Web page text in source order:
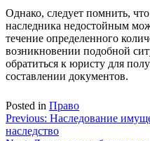
Однако, следует помнить,
наследника недостойным
течение определенного
возникновении подобной
обратиться к юристу для
составлении документов.
Posted in Право
Навигация
Previous: Наследование
наследство